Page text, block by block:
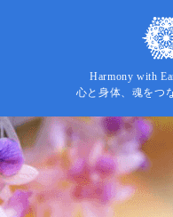
Harmony with
心と身体、魂をつ